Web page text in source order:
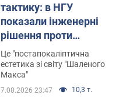
тактику: в НГУ
показали інженерні
рішення проти
російських FPV-дронів.
Фото
Це "постапокаліптична
естетика зі світу "Шаленого
Макса"
7.08.2026 23:47 10,3 т.